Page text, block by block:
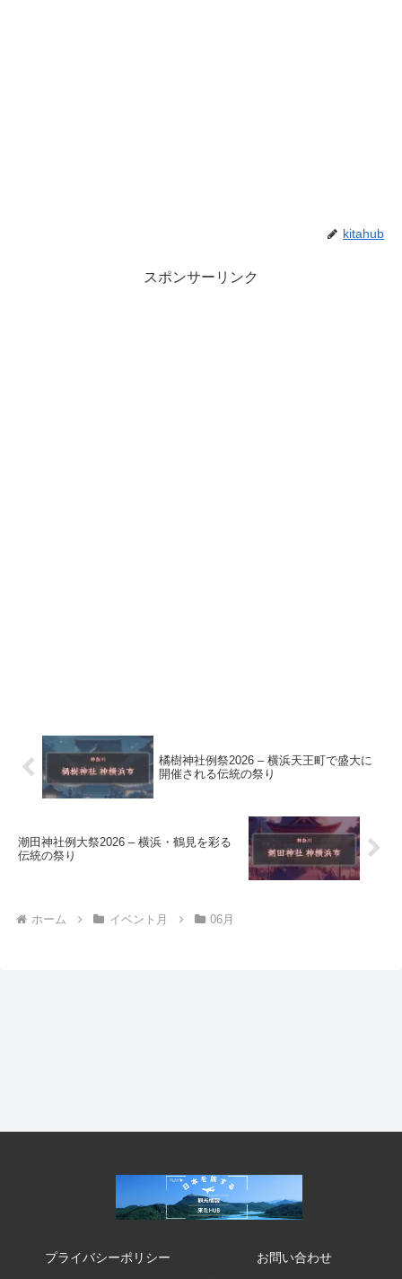
kitahub
スポンサーリンク
橘樹神社例祭2026 – 横浜天王町で盛大に
開催される伝統の祭り
潮田神社例大祭2026 – 横浜・鶴見を彩る
伝統の祭り
ホーム イベント月 06月
プライバシーポリシー
お問い合わせ